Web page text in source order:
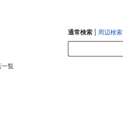
通常検索 周辺検索
一覧